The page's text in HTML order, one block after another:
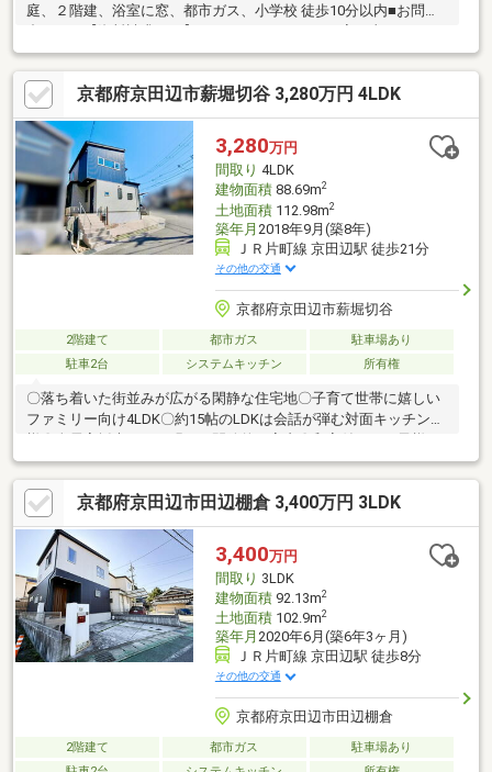
庭、２階建、浴室に窓、都市ガス、小学校 徒歩10分以内■お問い
ターホームにお任せください■■京都を中心とした地域密着型の不
動産業者です。・新築・中古・土地・マンション・リフォーム・
建築・住み替えの相談など、お気軽にご相談下さい！！お家のこ
とでお困りのことがあれば、ぜひアフターホームへ！
京都府京田辺市薪堀切谷 3,280万円 4LDK
3,280万円
間取り 4LDK
建物面積88.69m2
土地面積112.98m2
築年月 2018年9月(築8年)
ＪＲ片町線 京田辺駅 徒歩21分
その他の交通
京都府京田辺市薪堀切谷
2階建て 都市ガス
駐車場あり
駐車2台
システムキッチン 所有権
〇落ち着いた街並みが広がる閑静な住宅地〇子育て世帯に嬉しい
ファミリー向け4LDK〇約15帖のLDKは会話が弾む対面キッチン仕
遊び場や客間にも便利〇クロス張替え、設備交換など内装リフォ
ーム済〇駐車2台可能でご夫婦それぞれのお車所有にも対応〇太陽
光パネル搭載で家計にもやさしい住まい
京都府京田辺市田辺棚倉 3,400万円 3LDK
3,400万円
間取り 3LDK
建物面積92.13m2
土地面積102.9m2
築年月 2020年6月(築6年3ヶ月)
ＪＲ片町線 京田辺駅 徒歩8分
その他の交通
京都府京田辺市田辺棚倉
2階建て 都市ガス
駐車場あり